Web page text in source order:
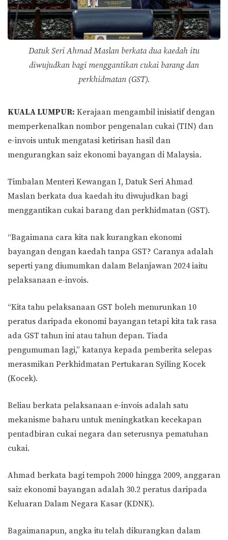
Datuk Seri Ahmad Maslan berkata dua kaedah itu
diwujudkan bagi menggantikan cukai barang dan
perkhidmatan (GST).
KUALA LUMPUR: Kerajaan mengambil inisiatif dengan
memperkenalkan nombor pengenalan cukai (TIN) dan
e-invois untuk mengatasi ketirisan hasil dan
mengurangkan saiz ekonomi bayangan di Malaysia.
Timbalan Menteri Kewangan I, Datuk Seri Ahmad
Maslan berkata dua kaedah itu diwujudkan bagi
menggantikan cukai barang dan perkhidmatan (GST).
“Bagaimana cara kita nak kurangkan ekonomi
bayangan dengan kaedah tanpa GST? Caranya adalah
seperti yang diumumkan dalam Belanjawan 2024 iaitu
pelaksanaan e-invois.
“Kita tahu pelaksanaan GST boleh menurunkan 10
peratus daripada ekonomi bayangan tetapi kita tak rasa
ada GST tahun ini atau tahun depan. Tiada
pengumuman lagi,” katanya kepada pemberita selepas
merasmikan Perkhidmatan Pertukaran Syiling Kocek
(Kocek).
Beliau berkata pelaksanaan e-invois adalah satu
mekanisme baharu untuk meningkatkan kecekapan
pentadbiran cukai negara dan seterusnya pematuhan
cukai.
Ahmad berkata bagi tempoh 2000 hingga 2009, anggaran
saiz ekonomi bayangan adalah 30.2 peratus daripada
Keluaran Dalam Negara Kasar (KDNK).
Bagaimanapun, angka itu telah dikurangkan dalam